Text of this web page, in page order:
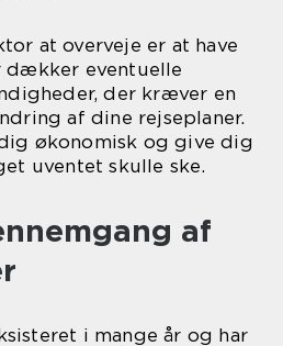
at overveje er at have
dækker eventuelle
der kræver en
af dine rejseplaner.
økonomisk og give dig
uventet skulle ske.
af
i mange år og har